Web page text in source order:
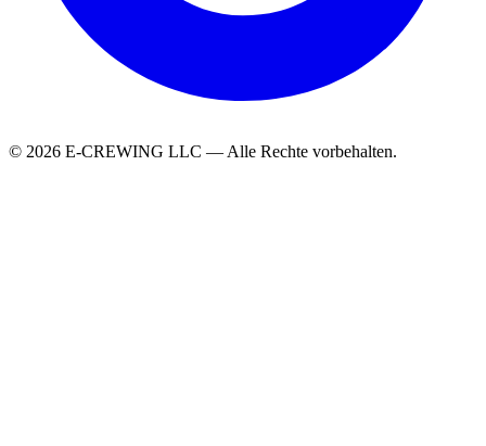
© 2026 E-CREWING LLC — Alle Rechte vorbehalten.